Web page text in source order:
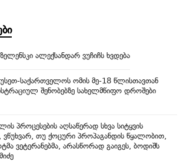
ალექსანდარ ვუჩიჩს ხვდება
საქართველოს ომის მე-18 წლისთავთან
შენობებზე სახელმწიფო დროშები
პროცესების აღსაწერად სხვა სიტყვის
ვწუხვარ, თუ ქოცური პროპაგანდის წყალობით,
ვეტერანებმა, არასწორად გაიგეს, ბოდიშს